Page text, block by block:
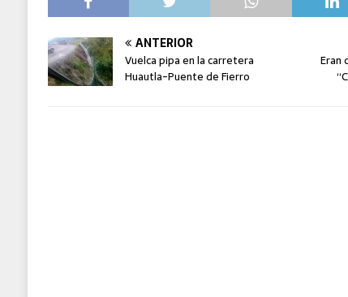
ANTERIOR
Vuelca pipa en la carretera
Huautla-Puente de Fierro
Eran